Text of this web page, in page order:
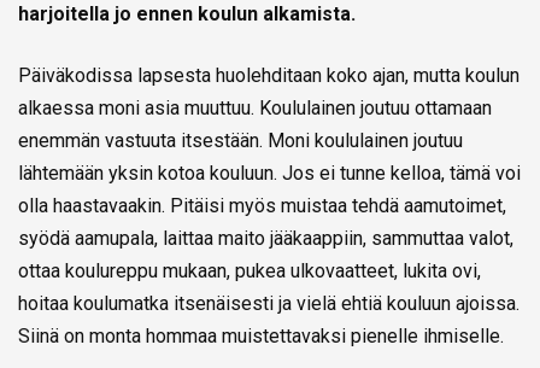
harjoitella jo ennen koulun alkamista.
Päiväkodissa lapsesta huolehditaan koko ajan, mutta koulun
alkaessa moni asia muuttuu. Koululainen joutuu ottamaan
enemmän vastuuta itsestään. Moni koululainen joutuu
lähtemään yksin kotoa kouluun. Jos ei tunne kelloa, tämä voi
olla haastavaakin. Pitäisi myös muistaa tehdä aamutoimet,
syödä aamupala, laittaa maito jääkaappiin, sammuttaa valot,
ottaa koulureppu mukaan, pukea ulkovaatteet, lukita ovi,
hoitaa koulumatka itsenäisesti ja vielä ehtiä kouluun ajoissa.
Siinä on monta hommaa muistettavaksi pienelle ihmiselle.